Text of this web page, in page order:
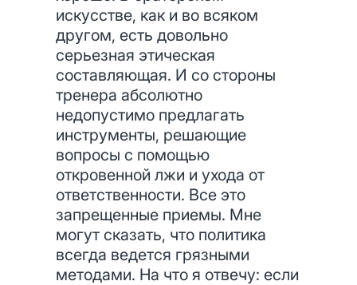
искусстве, как и во всяком
другом, есть довольно
серьезная этическая
составляющая. И со стороны
тренера абсолютно
недопустимо предлагать
инструменты, решающие
вопросы с помощью
откровенной лжи и ухода от
ответственности. Все это
запрещенные приемы. Мне
могут сказать, что политика
всегда ведется грязными
методами. На что я отвечу: если